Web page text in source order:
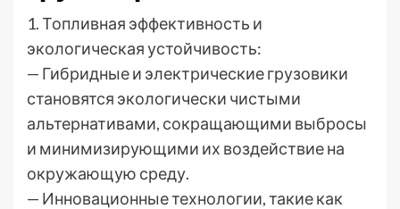
1. Топливная эффективность и
экологическая устойчивость:
— Гибридные и электрические грузовики
становятся экологически чистыми
альтернативами, сокращающими выбросы
и минимизирующими их воздействие на
окружающую среду.
— Инновационные технологии, такие как